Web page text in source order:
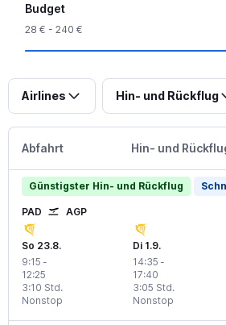
Budget
28 € - 240 €
Airlines Hin- und Rückflug
Abfahrt Hin- und
Günstigster Hin- und Rückflug
PAD AGP
So 23.8.
9:15 -
12:25
Nonstop
3:10 Std.
Di 1.9.
14:35 -
17:40
Nonstop
3:05 Std.